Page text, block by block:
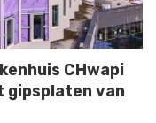
CHwapi
van